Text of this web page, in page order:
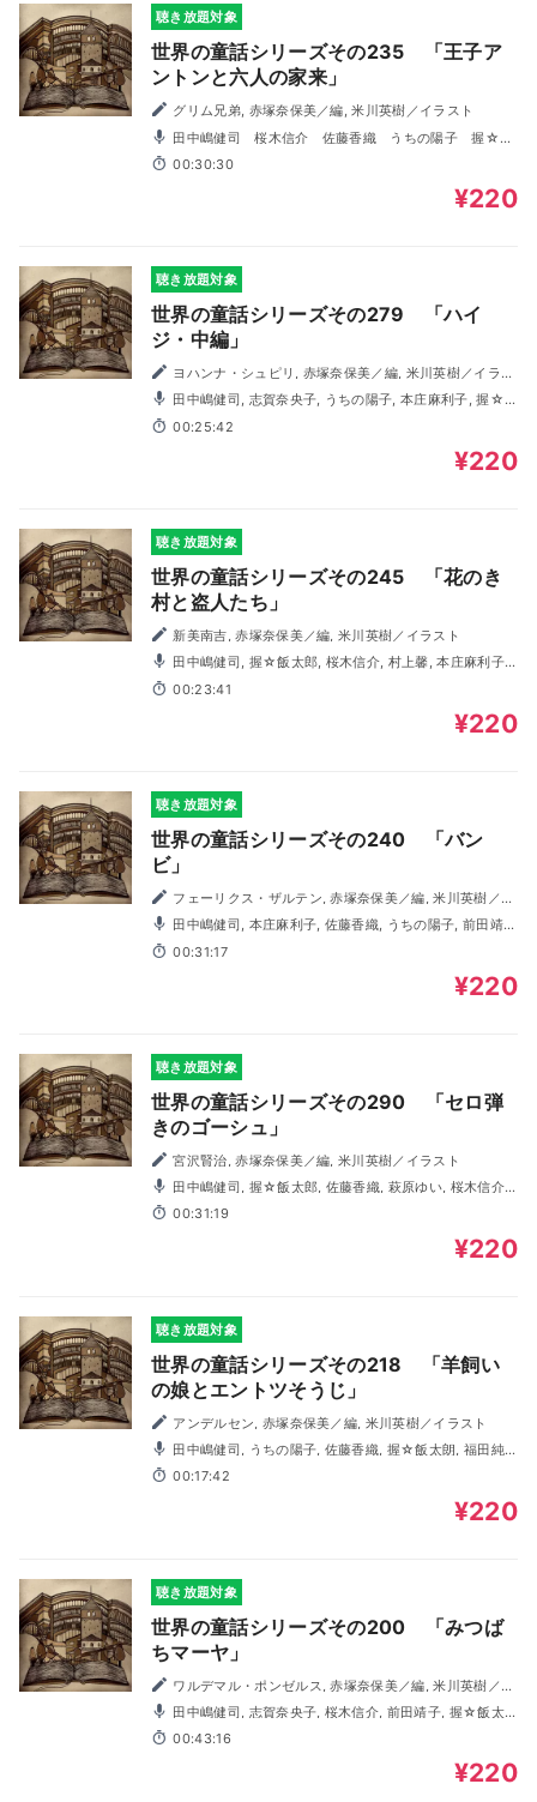
聴き放題対象
世界の童話シリーズその235 「王子ア
ントンと六人の家来」
グリム兄弟, 赤塚奈保美／編, 米川英樹／イラスト
太郎 前田靖子 福田純 村上馨 本庄麻利子
00:30:30
¥220
聴き放題対象
世界の童話シリーズその279 「ハイ
ジ・中編」
ト
飯太郎, 佐藤香織, 桜木信介, 村上馨, 萩原ゆい
00:25:42
¥220
聴き放題対象
世界の童話シリーズその245 「花のき
村と盗人たち」
新美南吉, 赤塚奈保美／編, 米川英樹／イラスト
佐藤香織, うちの陽子, 志賀奈央子, 茶乃, 福田純
00:23:41
¥220
聴き放題対象
世界の童話シリーズその240 「バン
ビ」
ラスト
子, 萩原ゆい, 握☆飯太郎, 桜木信介, 福田純, 村上馨
00:31:17
¥220
聴き放題対象
世界の童話シリーズその290 「セロ弾
きのゴーシュ」
宮沢賢治, 赤塚奈保美／編, 米川英樹／イラスト
うちの陽子, 茶乃, 村上馨, 前田靖子, 福田純
00:31:19
¥220
聴き放題対象
世界の童話シリーズその218 「羊飼い
の娘とエントツそうじ」
アンデルセン, 赤塚奈保美／編, 米川英樹／イラスト
村上馨, 桜木信介, 萩原ゆい
00:17:42
¥220
聴き放題対象
世界の童話シリーズその200 「みつば
ちマーヤ」
ラスト
郎, 福田純, 村上馨, 本庄麻利子, うちの陽子, 萩原ゆい, 清水
奈都美, 佐藤香織
00:43:16
¥220